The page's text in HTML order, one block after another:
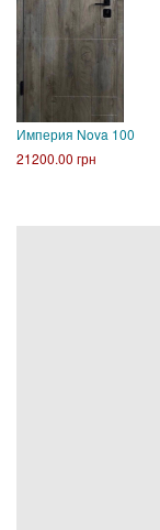
Империя Nova 100
21200.00 грн